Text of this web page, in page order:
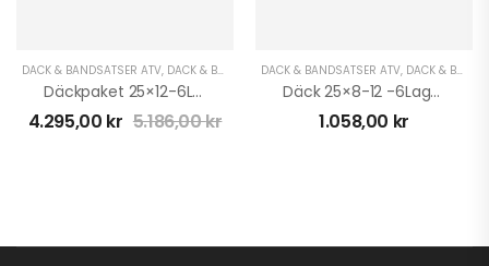
DÄCK & BANDSATSER ATV, DÄCK & BANDSATSER UTV ,KAMPANJER OCH DEALS
Däckpaket 25×12-6Lager
4.295,00 kr 5.186,00kr
DÄCK & BANDSATSER ATV, DÄCK & BANDSATSER UTV
Däck 25×8-12 -6Lager
1.058,00 kr